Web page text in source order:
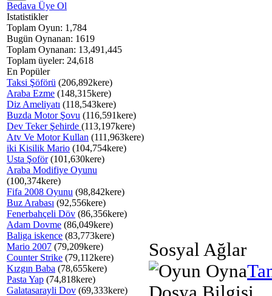
Bedava Üye Ol
Istatistikler
Toplam Oyun: 1,784
Bugün Oynanan: 1619
Toplam Oynanan: 13,491,445
Toplam üyeler: 24,618
En Popüler
Taksi Şöförü (206,892kere)
Araba Ezme (148,315kere)
Diz Ameliyatı (118,543kere)
Buzda Motor Şovu (116,591kere)
Dev Teker Şehirde (113,197kere)
Atv Ve Motor Kullan (111,963kere)
iki Kisilik Mario (104,754kere)
Usta Şoför(101,630kere)
Araba Modifiye Oyunu
(100,374kere)
Fifa 2008 Oyunu (98,842kere)
Buz Arabası (92,556kere)
Fenerbahçeli Döv (86,356kere)
Adam Dovme (86,049kere)
Baliga iskence (83,773kere)
Mario 2007 (79,209kere)
Counter Strike (79,112kere)
Kızgın Baba (78,655kere)
Pasta Yap (74,818kere)
Galatasarayli Dov (69,333kere)
Sosyal Ağlar